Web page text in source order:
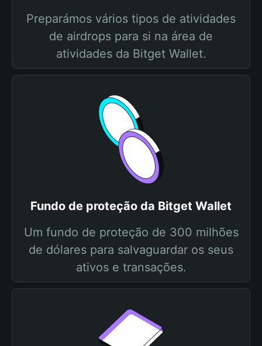
Preparámos vários tipos de atividades
de airdrops para si na área de
atividades da Bitget Wallet.
Fundo de proteção da Bitget Wallet
Um fundo de proteção de 300 milhões
de dólares para salvaguardar os seus
ativos e transações.